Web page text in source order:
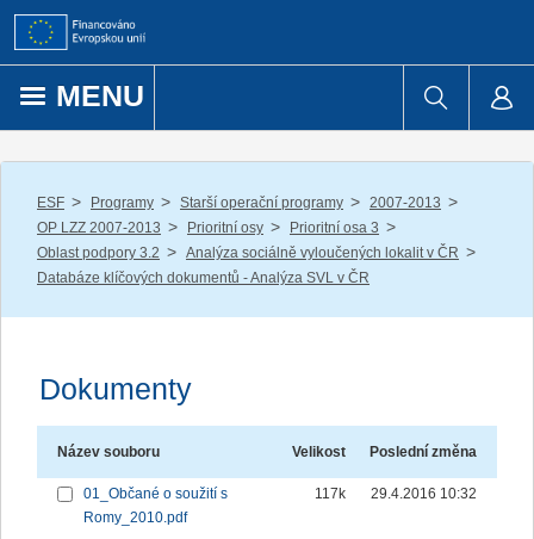
Přejít k obsahu
MENU
ESF / Programy / Starší operační programy / 2007-2013 /
OP LZZ 2007-2013 / Prioritní osy / Prioritní osa 3 /
Oblast podpory 3.2 / Analýza sociálně vyloučených lokalit v ČR /
Databáze klíčových dokumentů - Analýza SVL v ČR
Dokumenty
Název souboru Velikost Poslední změna
01_Občané o soužití s
Romy_2010.pdf
117k 29.4.2016 10:32